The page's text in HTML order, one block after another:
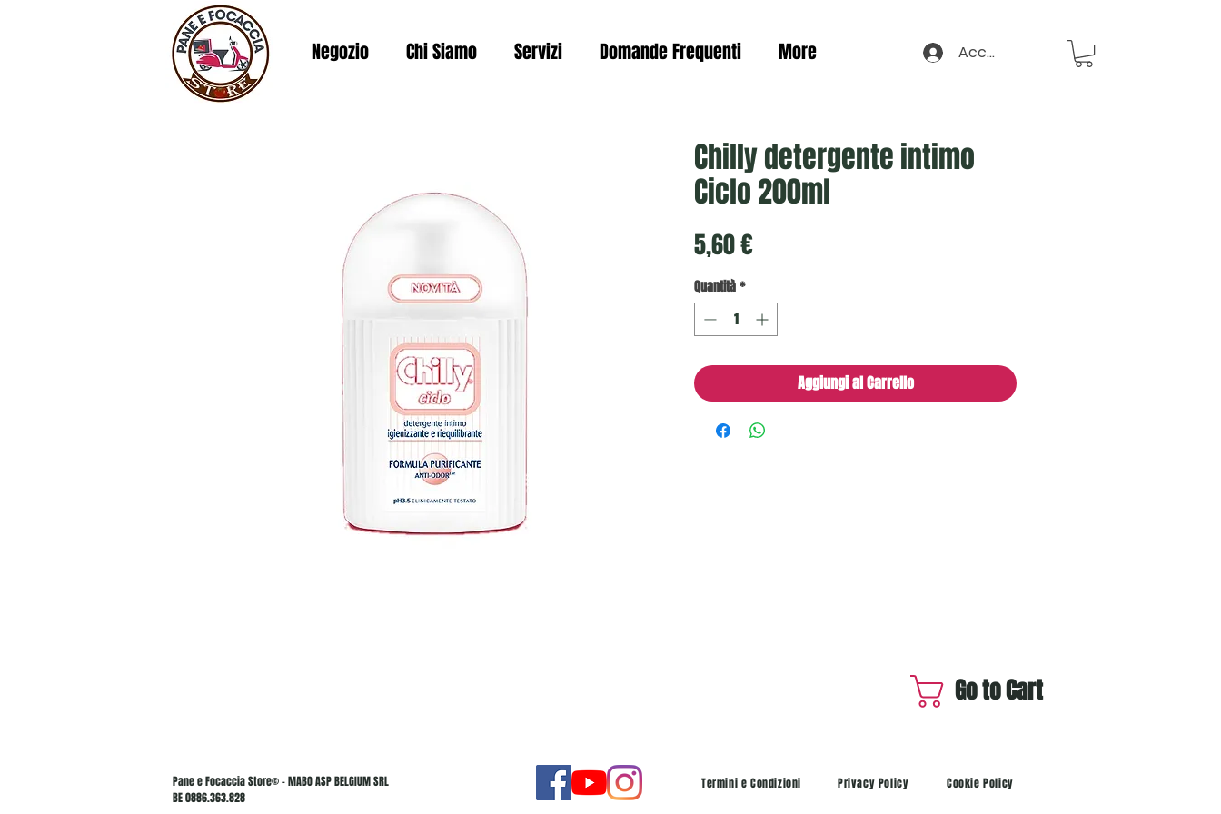
Negozio Chi Siamo Servizi Domande Frequenti More Accedi
Chilly detergente intimo
Ciclo 200ml
5,60 €Prezzo
Quantità*
Aggiungi al Carrello
Go to Cart
Pane e Focaccia Store© - MABO ASP BELGIUM SRL
BE 0886.363.828
Termini e Condizioni Privacy Policy Cookie Policy